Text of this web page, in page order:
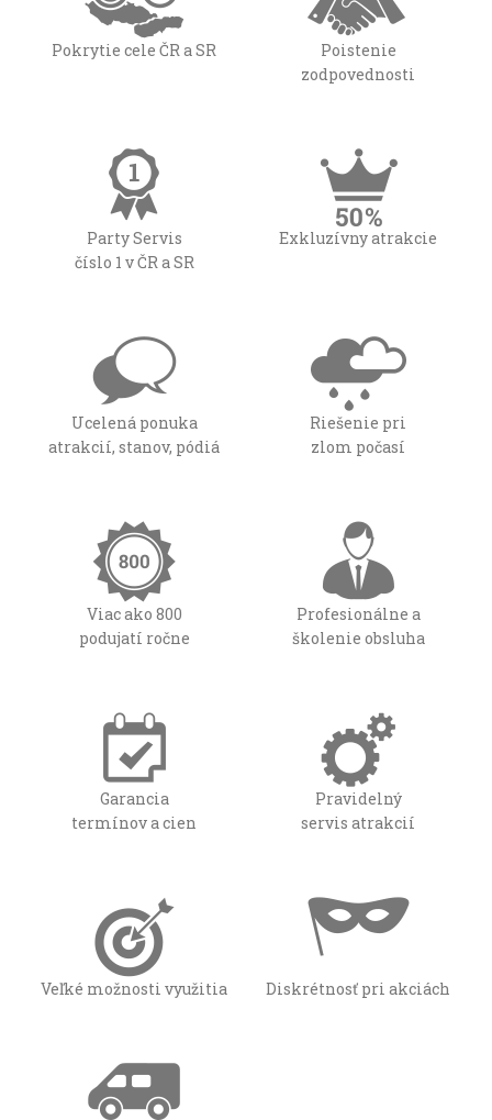
Pokrytie cele ČR a SR
Poistenie
zodpovednosti
Party Servis
číslo 1 v ČR a SR
Exkluzívny atrakcie
Ucelená ponuka
atrakcií, stanov, pódiá
Riešenie pri
zlom počasí
Viac ako 800
podujatí ročne
Profesionálne a
školenie obsluha
Garancia
termínov a cien
Pravidelný
servis atrakcií
Veľké možnosti využitia Diskrétnosť pri akciách